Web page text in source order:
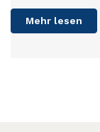
Mehr lesen